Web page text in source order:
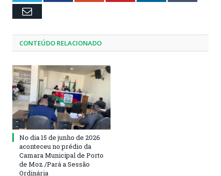
Email
CONTEÚDO RELACIONADO
No dia 15 de junho de 2026
aconteceu no prédio da
Camara Municipal de Porto
de Moz /Pará a Sessão
Ordinária